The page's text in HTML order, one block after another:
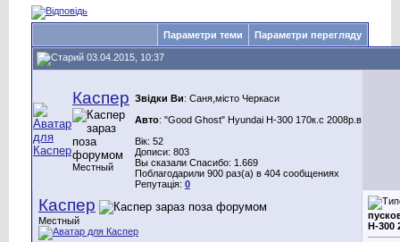
Параметри теми Параметри перегляду
03.04.2015, 10:37
Каспер
Местный
Звідки Ви: Саня,місто Черкаси
Авто: "Good Ghost" Hyundai H-300 170к.с 2008р.в
Вік: 52
Дописи: 803
Вы сказали Спасибо: 1.669
Поблагодарили 900 раз(а) в 404 сообщениях
Репутація: 0
Каспер
Местный
Н-300